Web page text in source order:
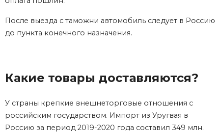
После выезда с таможни автомобиль следует в Россию
до пункта конечного назначения.
Какие товары доставляются?
У страны крепкие внешнеторговые отношения с
российским государством. Импорт из Уругвая в
Россию за период 2019-2020 года составил 349 млн.